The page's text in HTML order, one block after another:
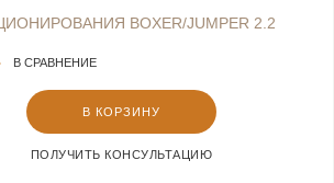
BOXER/JUMPER 2.2
В СРАВНЕНИЕ
В КОРЗИНУ
ПОЛУЧИТЬ КОНСУЛЬТАЦИЮ